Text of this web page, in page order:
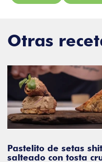
Otras
Pastelito de setas
salteado con tosta